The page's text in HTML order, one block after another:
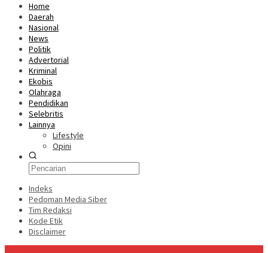
Home
Daerah
Nasional
News
Politik
Advertorial
Kriminal
Ekobis
Olahraga
Pendidikan
Selebritis
Lainnya
Lifestyle
Opini
Indeks
Pedoman Media Siber
Tim Redaksi
Kode Etik
Disclaimer